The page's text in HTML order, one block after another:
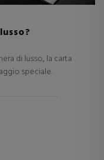
di lusso, la carta
speciale.